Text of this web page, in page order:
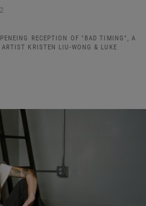
RECEPTION OF "BAD TIMING", A
KRISTEN LIU-WONG & LUKE